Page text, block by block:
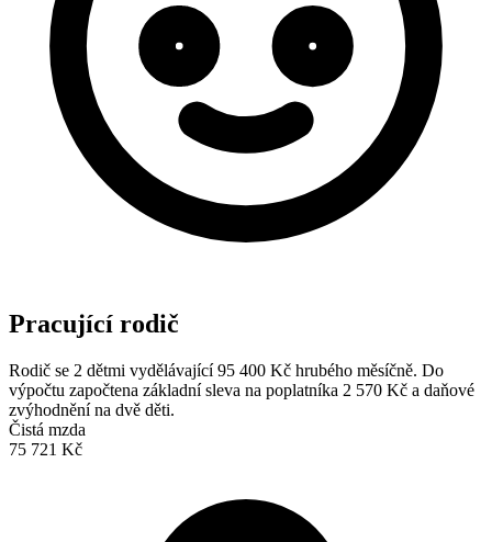
Pracující rodič
Rodič se 2 dětmi vydělávající 95 400 Kč hrubého měsíčně. Do
výpočtu započtena základní sleva na poplatníka 2 570 Kč a daňové
zvýhodnění na dvě děti.
Čistá mzda
75 721 Kč